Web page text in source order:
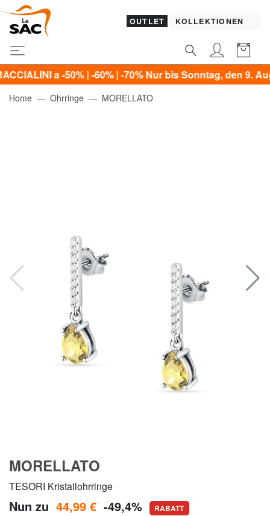
OUTLET KOLLEKTIONEN
a -50% | -60% | -70% Nur bis Sonntag, den 9. August!*
Home Ohrringe MORELLATO
MORELLATO
TESORI Kristallohrringe
Nun zu 44,99 € -49,4% RABATT